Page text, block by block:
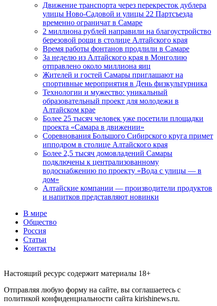
Движение транспорта через перекресток дублера
улицы Ново-Садовой и улицы 22 Партсъезда
временно ограничат в Самаре
2 миллиона рублей направили на благоустройство
березовой рощи в столице Алтайского края
Время работы фонтанов продлили в Самаре
За неделю из Алтайского края в Монголию
отправлено около миллиона яиц
Жителей и гостей Самары приглашают на
спортивные мероприятия в День физкультурника
Технологии и мужество: уникальный
образовательный проект для молодежи в
Алтайском крае
Более 25 тысяч человек уже посетили площадки
проекта «Самара в движении»
Соревнования Большого Сибирского круга примет
ипподром в столице Алтайского края
Более 2,5 тысяч домовладений Самары
подключены к централизованному
водоснабжению по проекту «Вода с улицы — в
дом»
Алтайские компании — производители продуктов
и напитков представляют новинки
В мире
Общество
Россия
Статьи
Контакты
Настоящий ресурс содержит материалы 18+
Отправляя любую форму на сайте, вы соглашаетесь с
политикой конфиденциальности сайта kirishinews.ru.